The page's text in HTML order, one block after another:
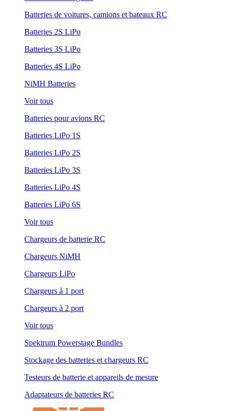
Batteries de voitures, camions et bateaux RC
Batteries 2S LiPo
Batteries 3S LiPo
Batteries 4S LiPo
NiMH Batteries
Voir tous
Batteries pour avions RC
Batteries LiPo 1S
Batteries LiPo 2S
Batteries LiPo 3S
Batteries LiPo 4S
Batteries LiPo 6S
Voir tous
Chargeurs de batterie RC
Chargeurs NiMH
Chargeurs LiPo
Chargeurs à 1 port
Chargeurs à 2 port
Voir tous
Spektrum Powerstage Bundles
Stockage des batteries et chargeurs RC
Testeurs de batterie et appareils de mesure
Adaptateurs de batteries RC